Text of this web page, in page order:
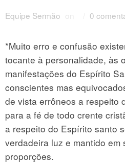
Equipe Sermão on 0
*Muito erro e confusão
tocante à personalidade, às
manifestações do Espírito
conscientes mas
de vista errôneos a respeito
para a fé de todo crente
a respeito do Espírito santo
verdadeira luz e mantido em
proporções.